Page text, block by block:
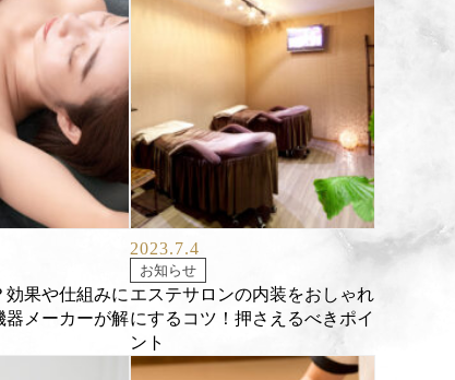
効果や仕組みに
器メーカーが解
2023.7.4
お知らせ
エステサロンの内装をおしゃれ
にするコツ！押さえるべきポイ
ント